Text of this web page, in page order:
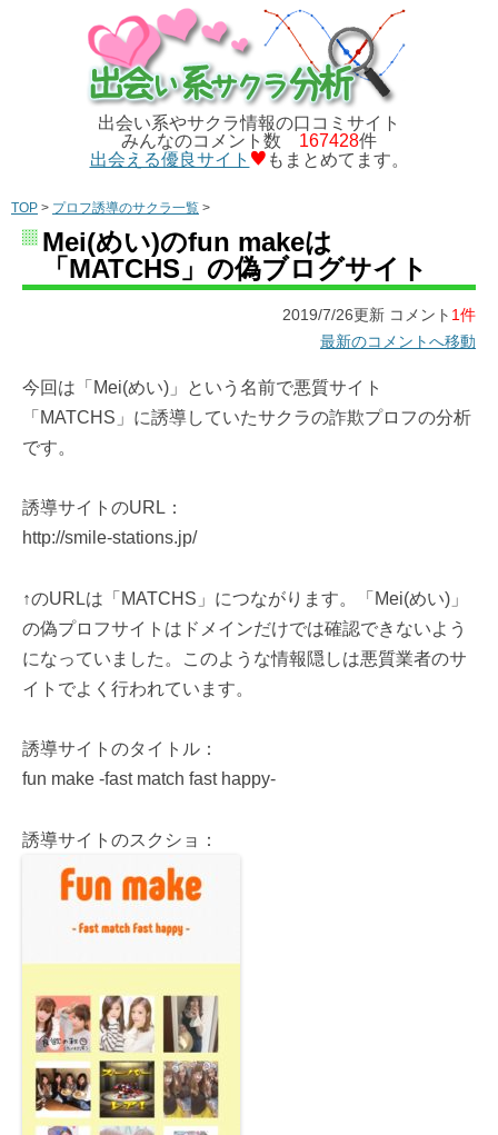
出会い系やサクラ情報の口コミサイト
みんなのコメント数 167428件
出会える優良サイト
もまとめてます。
TOP > プロフ誘導のサクラ一覧 >
Mei(めい)のfun makeは
「MATCHS」の偽ブログサイト
2019/7/26更新 コメント 1件
最新のコメントへ移動
今回は「Mei(めい)」という名前で悪質サイト
「MATCHS」に誘導していたサクラの詐欺プロフの分析
です。
誘導サイトのURL：
http://smile-stations.jp/
↑のURLは「MATCHS」につながります。「Mei(めい)」
の偽プロフサイトはドメインだけでは確認できないよう
になっていました。このような情報隠しは悪質業者のサ
イトでよく行われています。
誘導サイトのタイトル：
fun make -fast match fast happy-
誘導サイトのスクショ：